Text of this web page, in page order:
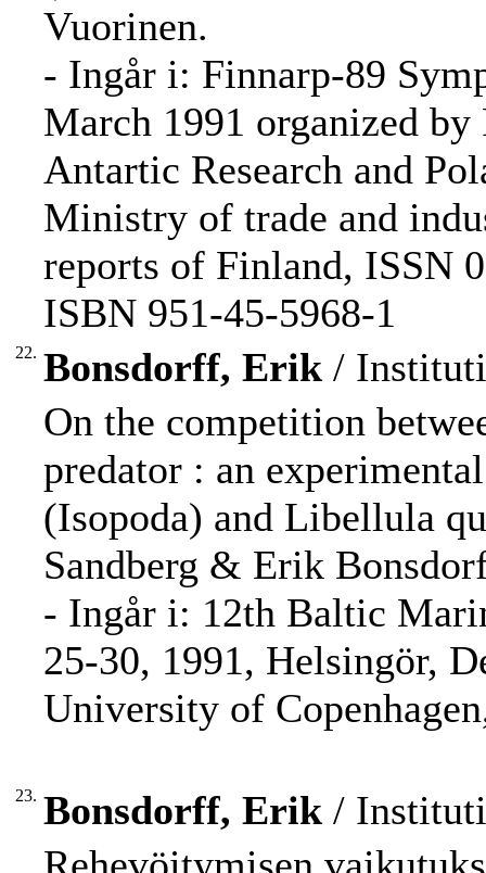
Vuorinen.
- Ingår i: Finnarp-89
March 1991 organized
Antartic Research and
Ministry of trade and
reports of Finland, ISSN
ISBN 951-45-5968-1
22. Bonsdorff, Erik /
On the competition
predator : an
(Isopoda) and Libellula
Sandberg & Erik
- Ingår i: 12th Baltic
25-30, 1991, Helsingör,
University of
23. Bonsdorff, Erik /